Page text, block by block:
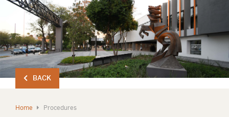
BACK
Home Procedures